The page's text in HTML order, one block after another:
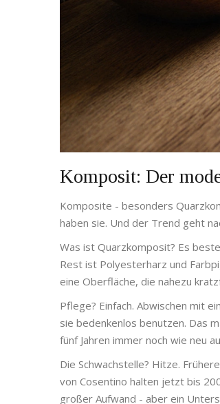
Komposit: Der
Komposite - besonders
haben sie. Und der Trend geht
Was ist Quarzkomposit? Es
Rest ist Polyesterharz und
eine Oberfläche, die nahezu
Pflege? Einfach. Abwischen mit
sie bedenkenlos benutzen. Das
fünf Jahren immer noch wie neu
Die Schwachstelle? Hitze.
von Cosentino halten jetzt bis
großer Aufwand - aber ein